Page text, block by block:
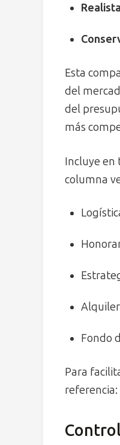
Esta
del
del
más
Incluye en
columna
Fondo
Para
referencia: